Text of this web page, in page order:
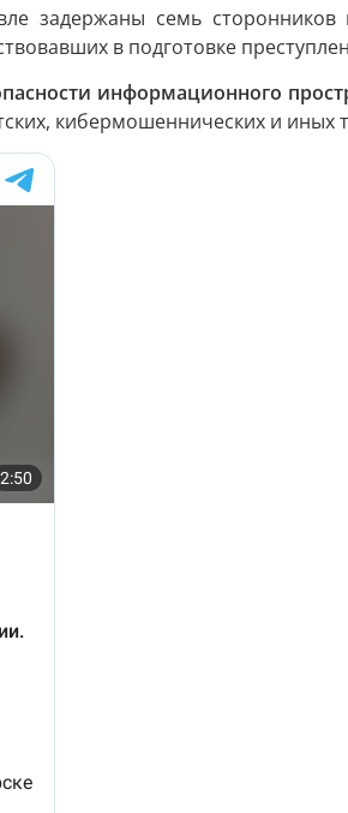
задержаны семь сторонников
в подготовке
информационного
кибермошеннических и иных